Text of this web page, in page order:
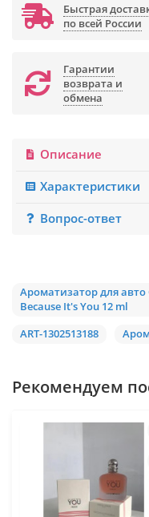
Быстрая
по всей России
Гарантии
возврата и
обмена
Описание
Характеристики
Вопрос-ответ
Ароматизатор для
Because It's You 12 ml
ART-1302513188
Рекомендуем